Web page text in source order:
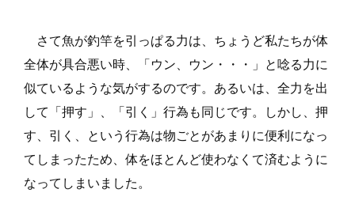
さて魚が釣竿を引っぱる力は、ちょうど私たちが体
全体が具合悪い時、「ウン、ウン・・・」と唸る力に
似ているような気がするのです。あるいは、全力を出
して「押す」、「引く」行為も同じです。しかし、押
す、引く、という行為は物ごとがあまりに便利になっ
てしまったため、体をほとんど使わなくて済むように
なってしまいました。